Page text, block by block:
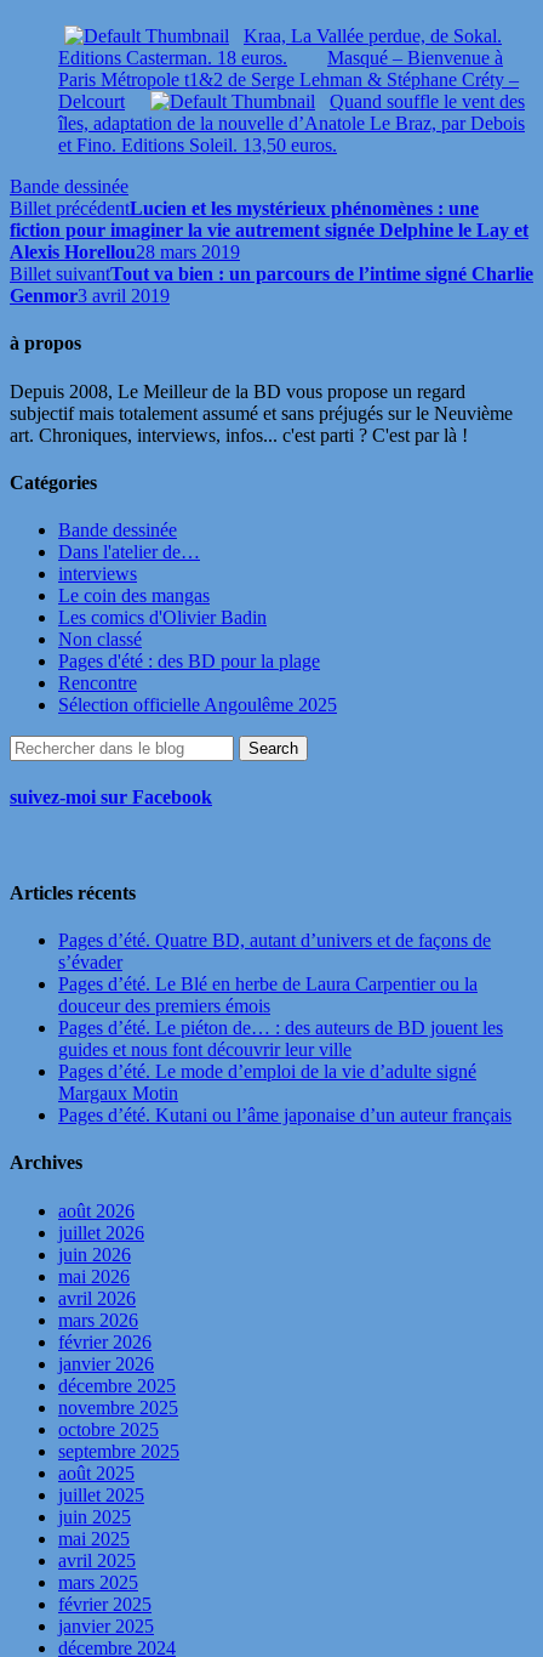
Kraa, La Vallée perdue, de Sokal.
Editions Casterman. 18 euros.
Masqué – Bienvenue à
Paris Métropole t1&2 de Serge Lehman & Stéphane Créty –
Delcourt
Quand souffle le vent des
îles, adaptation de la nouvelle d’Anatole Le Braz, par Debois
et Fino. Editions Soleil. 13,50 euros.
Bande dessinée
Billet précédentLucien et les mystérieux phénomènes : une
fiction pour imaginer la vie autrement signée Delphine le Lay et
Alexis Horellou28 mars 2019
Billet suivantTout va bien : un parcours de l’intime signé Charlie
Genmor3 avril 2019
à propos
Depuis 2008, Le Meilleur de la BD vous propose un regard
subjectif mais totalement assumé et sans préjugés sur le Neuvième
art. Chroniques, interviews, infos... c'est parti ? C'est par là !
Catégories
Bande dessinée
Dans l'atelier de…
interviews
Le coin des mangas
Les comics d'Olivier Badin
Non classé
Pages d'été : des BD pour la plage
Rencontre
Sélection officielle Angoulême 2025
suivez-moi sur Facebook
Articles récents
Pages d’été. Quatre BD, autant d’univers et de façons de
s’évader
Pages d’été. Le Blé en herbe de Laura Carpentier ou la
douceur des premiers émois
Pages d’été. Le piéton de… : des auteurs de BD jouent les
guides et nous font découvrir leur ville
Pages d’été. Le mode d’emploi de la vie d’adulte signé
Margaux Motin
Pages d’été. Kutani ou l’âme japonaise d’un auteur français
Archives
août 2026
juillet 2026
juin 2026
mai 2026
avril 2026
mars 2026
février 2026
janvier 2026
décembre 2025
novembre 2025
octobre 2025
septembre 2025
août 2025
juillet 2025
juin 2025
mai 2025
avril 2025
mars 2025
février 2025
janvier 2025
décembre 2024